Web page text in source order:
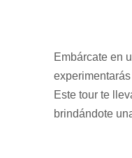
Embárcate en
Este tour te
brindándote